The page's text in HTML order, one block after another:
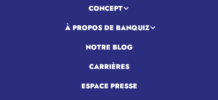
CONCEPT
À PROPOS DE BANQUIZ
NOTRE BLOG
CARRIÈRES
ESPACE PRESSE